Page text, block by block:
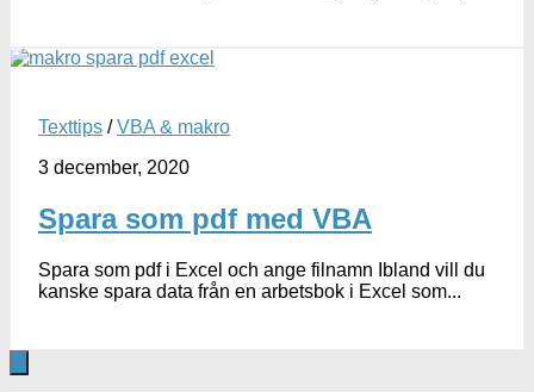
Texttips /VBA & makro
3 december, 2020
Spara som pdf med VBA
Spara som pdf i Excel och ange filnamn Ibland vill du
kanske spara data från en arbetsbok i Excel som...